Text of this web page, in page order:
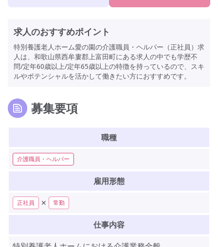
求人のおすすめポイント
特別養護老人ホーム愛の園の介護職員・ヘルパー（正社員）求
人は、和歌山県西牟婁郡上富田町にある求人の中でも学歴不
問/定年60歳以上/定年65歳以上の特徴を持っているので、スキ
ルやポテンシャルを活かして働きたい方におすすめです。
募集要項
職種
介護職員・ヘルパー
雇用形態
正社員 ✕ 常勤
仕事内容